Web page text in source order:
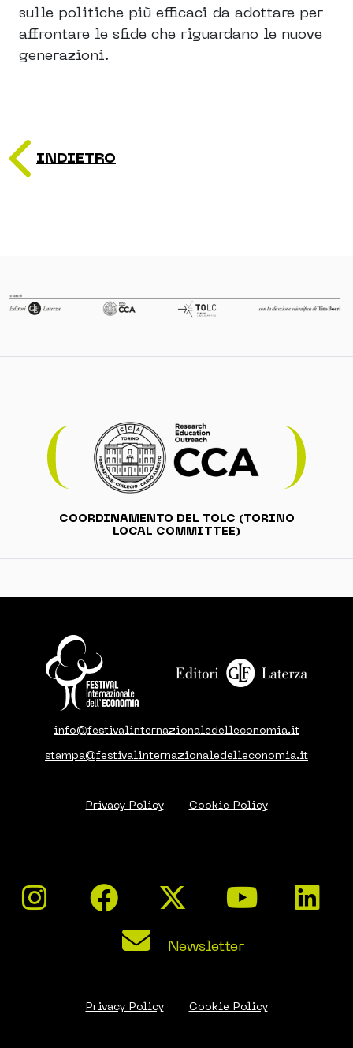
sulle politiche più efficaci da adottare per
affrontare le sfide che riguardano le nuove
generazioni.
INDIETRO
COORDINAMENTO DEL TOLC (TORINO
LOCAL COMMITTEE)
info@festivalinternazionaledelleconomia.it
stampa@festivalinternazionaledelleconomia.it
Privacy Policy Cookie Policy
Newsletter
Privacy Policy Cookie Policy